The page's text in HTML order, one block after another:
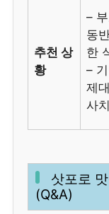
추천 상
황
–
동
한
–
제
사치
삿포로
(Q&A)